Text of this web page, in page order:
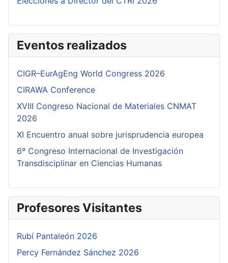
Eventos realizados
CIGR–EurAgEng World Congress 2026
CIRAWA Conference
XVIII Congreso Nacional de Materiales CNMAT
2026
XI Encuentro anual sobre jurisprudencia europea
6º Congreso Internacional de Investigación
Transdisciplinar en Ciencias Humanas
Profesores Visitantes
Rubí Pantaleón 2026
Percy Fernández Sánchez 2026